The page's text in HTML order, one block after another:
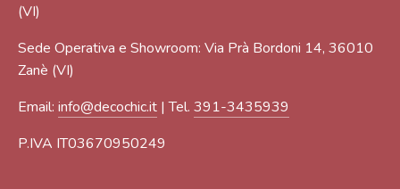
(VI)
Sede Operativa e Showroom: Via Prà Bordoni 14, 36010
Zanè (VI)
Email: info@decochic.it | Tel. 391-3435939
P.IVA IT03670950249